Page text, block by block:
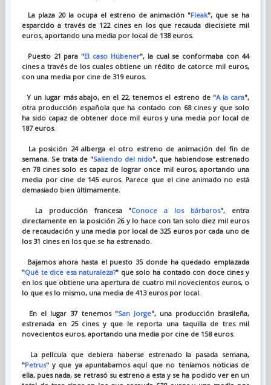
La plaza 20 la ocupa el estreno de animación "Fleak", que se ha
esparcido a través de 122 cines en los que recauda diecisiete mil
euros, aportando una media por local de 138 euros.
Puesto 21 para "El caso Hübener", la cual se conformaba con 44
cines a través de los cuales obtiene un rédito de catorce mil euros,
con una media por cine de 319 euros.
Y un lugar más abajo, en el 22, tenemos el estreno de "A la cara",
otra producción española que ha contado con 68 cines y que solo
ha sido capaz de obtener doce mil euros y una media por local de
187 euros.
La posición 24 alberga el otro estreno de animación del fin de
semana. Se trata de "Saliendo del nido", que habiendose estrenado
en 78 cines solo es capaz de lograr once mil euros, aportando una
media por cine de 145 euros. Parece que el cine animado no está
demasiado bien últimamente.
La producción francesa "Conoce a los bárbaros", entra
directamente en la posición 26 y lo hace con tan solo diez mil euros
de recaudación y una media por local de 325 euros por cada uno de
los 31 cines en los que se ha estrenado.
Bajamos ahora hasta el puesto 35 donde ha quedado emplazada
"Qué te dice esa naturaleza?" que solo ha contado con doce cines y
en los que obtiene una apertura de cuatro mil novecientos euros, o
lo que es lo mismo, una media de 413 euros por local.
En el lugar 37 tenemos "San Jorge", una producción brasileña,
estrenada en 25 cines y que le reporta una taquilla de tres mil
novecientos euros, aportando una media por cine de 158 euros.
La película que debiera haberse estrenado la pasada semana,
"Petrus" y que ya apuntabamos aquí que no teníamos noticias de
ella, pues nada, se retrasó su estreno a esta y se ha podido ver en un